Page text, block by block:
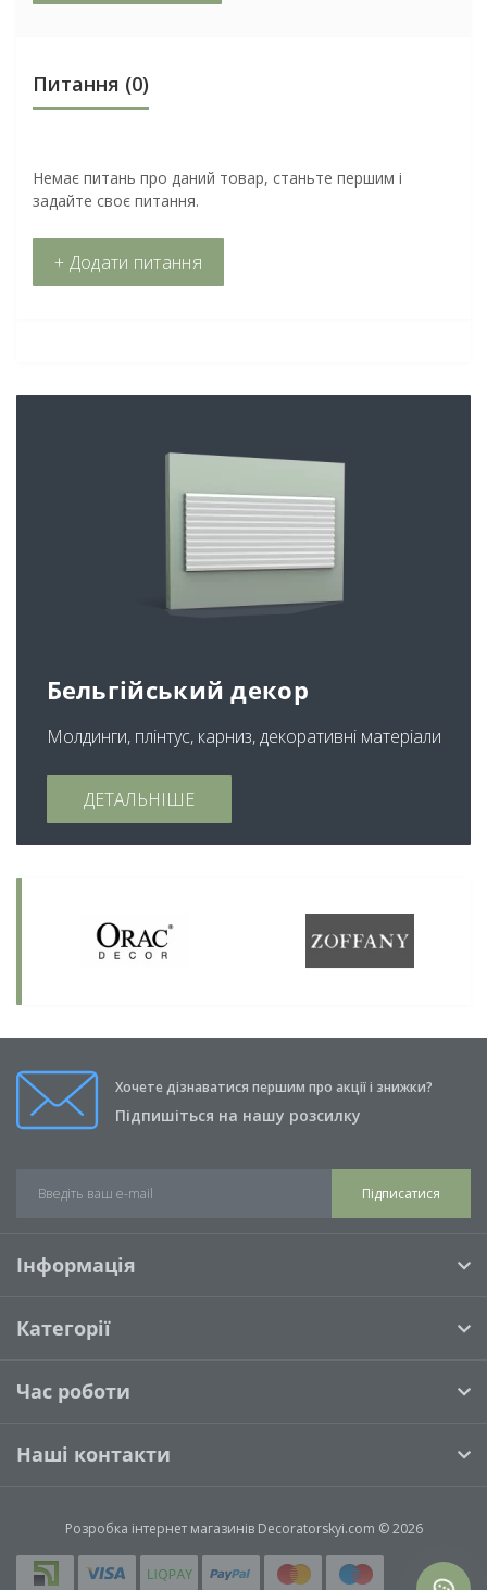
Питання (0)
Немає питань про даний товар, станьте першим і
задайте своє питання.
+ Додати питання
Бельгійський декор
Молдинги, плінтус, карниз, декоративні матеріали
ДЕТАЛЬНІШЕ
Хочете дізнаватися першим про акції і знижки?
Підпишіться на нашу розсилку
Підписатися
Інформація
Категорії
Час роботи
Наші контакти
Розробка інтернет магазинівDecoratorskyi.com © 2026